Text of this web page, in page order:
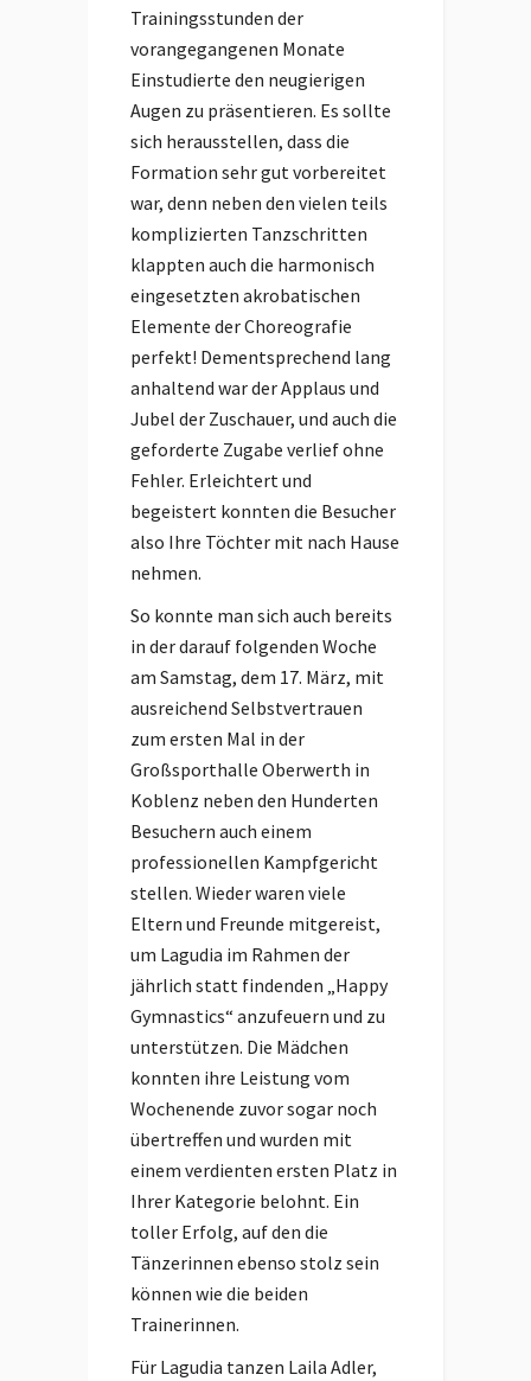
Trainingsstunden der
vorangegangenen Monate
Einstudierte den neugierigen
Augen zu präsentieren. Es sollte
sich herausstellen, dass die
Formation sehr gut vorbereitet
war, denn neben den vielen teils
komplizierten Tanzschritten
klappten auch die harmonisch
eingesetzten akrobatischen
Elemente der Choreografie
perfekt! Dementsprechend lang
anhaltend war der Applaus und
Jubel der Zuschauer, und auch die
geforderte Zugabe verlief ohne
Fehler. Erleichtert und
begeistert konnten die Besucher
also Ihre Töchter mit nach Hause
nehmen.
So konnte man sich auch bereits
in der darauf folgenden Woche
am Samstag, dem 17. März, mit
ausreichend Selbstvertrauen
zum ersten Mal in der
Großsporthalle Oberwerth in
Koblenz neben den Hunderten
Besuchern auch einem
professionellen Kampfgericht
stellen. Wieder waren viele
Eltern und Freunde mitgereist,
um Lagudia im Rahmen der
jährlich statt findenden „Happy
Gymnastics“ anzufeuern und zu
unterstützen. Die Mädchen
konnten ihre Leistung vom
Wochenende zuvor sogar noch
übertreffen und wurden mit
einem verdienten ersten Platz in
Ihrer Kategorie belohnt. Ein
toller Erfolg, auf den die
Tänzerinnen ebenso stolz sein
können wie die beiden
Trainerinnen.
Für Lagudia tanzen Laila Adler,